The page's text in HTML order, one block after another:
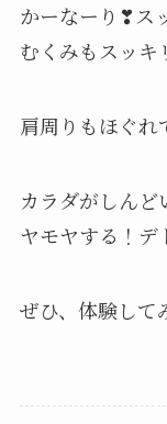
かーなーり❣ス
むくみもスッキ
肩周りもほぐ
カラダがしん
ヤモヤする！デ
ぜひ、体験し